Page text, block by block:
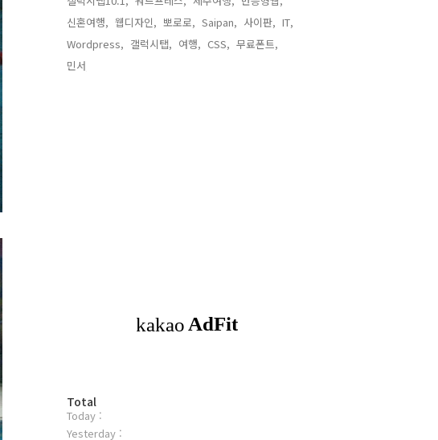
신혼여행, 웹디자인, 뽀로로, Saipan, 사이판, IT,
Wordpress, 갤럭시탭, 여행, CSS, 무료폰트,
민서,
방
문
자
Total
Today :
Yesterday :